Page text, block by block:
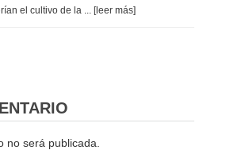
el cultivo de la ... [leer más]
no será publicada.